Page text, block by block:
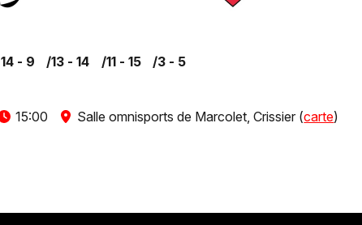
14 - 9 13 - 14 11 - 15 3 - 5
15:00 Salle omnisports de Marcolet, Crissier (carte)